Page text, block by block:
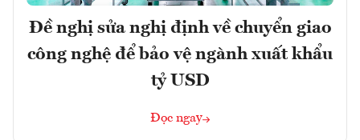
Đề nghị sửa nghị định về chuyển giao
công nghệ để bảo vệ ngành xuất khẩu
tỷ USD
Đọc ngay